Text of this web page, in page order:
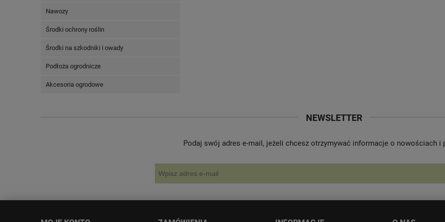
Nawozy
Środki ochrony roślin
Środki na szkodniki i owady
Podłoża ogrodnicze
Akcesoria ogrodowe
NEWSLETTER
Podaj swój adres e-mail, jeżeli chcesz otrzymywać informacje o nowościach i